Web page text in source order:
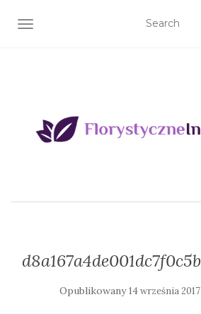
TOGGLE NAVIGATION
Opublikowany14 września 2017